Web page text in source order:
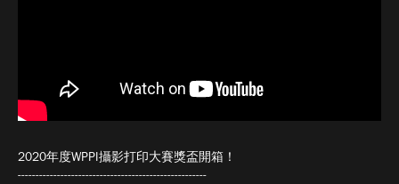
2020年度WPPI攝影打印大賽獎盃開箱！
-----------------------------------------------------